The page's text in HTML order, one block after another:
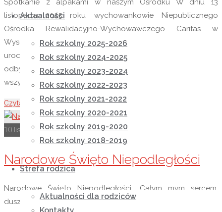
Aktualności
Rok szkolny 2025-2026
Rok szkolny 2024-2025
Rok szkolny 2023-2024
Rok szkolny 2022-2023
Rok szkolny 2021-2022
Rok szkolny 2020-2021
Rok szkolny 2019-2020
Rok szkolny 2018-2019
Strefa rodzica
Aktualności dla rodziców
Spotkanie z alpakami w naszym Ośrodku W dniu 13
listopada 2025 roku wychowankowie Niepublicznego
Ośrodka Rewalidacyjno-Wychowawczego Caritas w
Wysokiej mieli niezwykłych gości – odwiedziły ich dwie
urocze alpaki Hugo i Luis z Fundacji AMICO. Spotkanie
odbyło się w ramach zajęć terapeutycznych i przyniosło
wszystkim uczestnikom wiele radości, uśmiechu i spokoju. …
Czytaj więcej "Listopadowa Alpakoterapia"
10 listopada 202510 listopada 2025 Rok szkolny 2025-2026
Narodowe Święto Niepodległości
Narodowe Święto Niepodległości „Całym mym sercem,
duszą niewinną, Kocham te świętą ziemię rodzinną, Na której